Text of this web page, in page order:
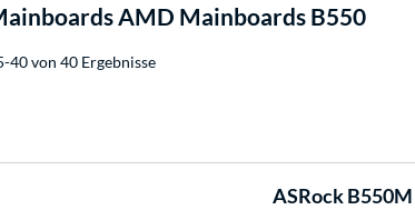
AMD Mainboards B550
40 von 40 Ergebnisse
ASRockB550M